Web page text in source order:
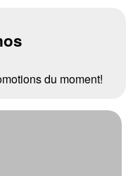
du moment!